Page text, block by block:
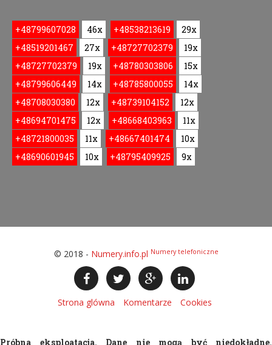
+48799607028 46x +48538213619
29x
+48519201467
27x +48727702379
19x
+48727702379
19x +48780303806
15x
+48799606449
14x +48785800055
14x
+48708030380
12x +48739104152
12x
+48694701475
12x +48668403963
11x
+48721800035
11x +48667401474
10x
+48690601945
10x +48795409925 9x
© 2018 - Numery.info.pl Numery telefoniczne
Strona glówna Komentarze Cookies
Próbna eksploatacja. Dane nie mogą być niedokładne.